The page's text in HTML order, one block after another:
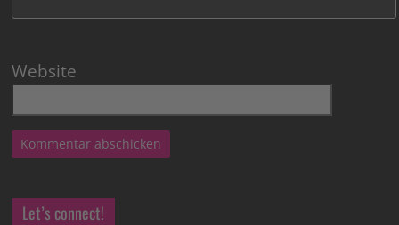
Website
Let’s connect!